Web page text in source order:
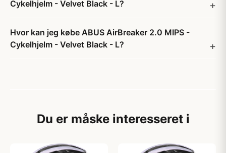
Cykelhjelm - Velvet Black - L?
Hvor kan jeg købe ABUS AirBreaker 2.0 MIPS -
Cykelhjelm - Velvet Black - L?
Du er måske interesseret i